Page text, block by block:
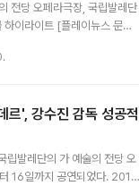
전당 오페라극장, 국립발레단
하이라이트 [플레이뉴스 문성
이자 한국인들이 가장 사
극장 무대에 올린다. 천재적인
트 왕자가 치열한 대결 구도를
전 국립발레단 백조의 호수는
추가된 '악마와 왕자의 남성
의 왈츠 군무 등이 특색이다.
르', 강수진 감독 성공적
립발레단의 가 예술의 전당 오
16일까지 공연되었다. 2014